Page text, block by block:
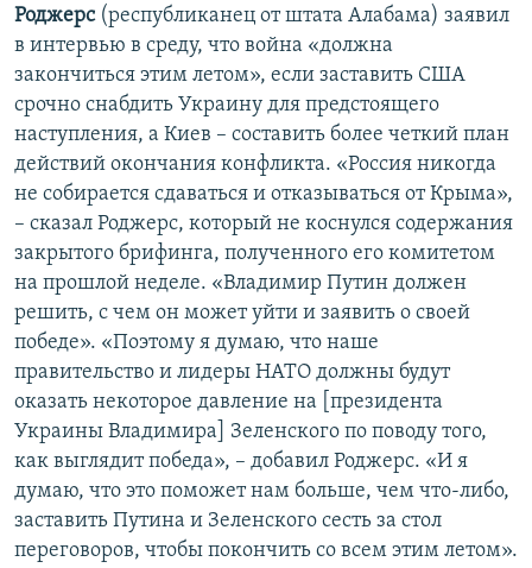
Роджерс(республиканец от штата Алабама) заявил
в интервью в среду, что война «должна
закончиться этим летом», если заставить США
срочно снабдить Украину для предстоящего
наступления, а Киев – составить более четкий план
действий окончания конфликта. «Россия никогда
не собирается сдаваться и отказываться от Крыма»,
– сказал Роджерс, который не коснулся содержания
закрытого брифинга, полученного его комитетом
на прошлой неделе. «Владимир Путин должен
решить, с чем он может уйти и заявить о своей
победе». «Поэтому я думаю, что наше
правительство и лидеры НАТО должны будут
оказать некоторое давление на [президента
Украины Владимира] Зеленского по поводу того,
как выглядит победа», – добавил Роджерс. «И я
думаю, что это поможет нам больше, чем что-либо,
заставить Путина и Зеленского сесть за стол
переговоров, чтобы покончить со всем этим летом».